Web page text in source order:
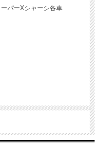
パーXシャーシ各車